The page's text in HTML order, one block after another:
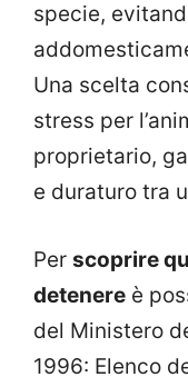
specie,
Una scelta
stress per
proprietario,
e duraturo tra
Per scoprire
detenere è
del Ministero
1996: Elenco